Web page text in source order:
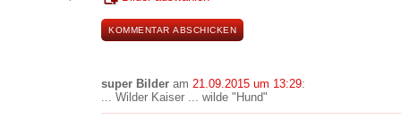
super Bilder am 21.09.2015 um 13:29:
... Wilder Kaiser ... wilde "Hund"